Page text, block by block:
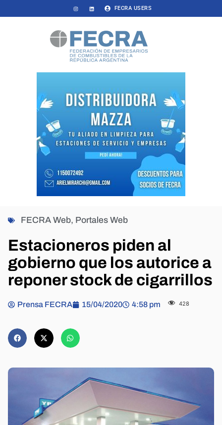
FECRA USERS
FECRA Web, Portales Web
Estacioneros piden al
gobierno que los autorice a
reponer stock de cigarrillos
Prensa FECRA 15/04/2020 4:58 pm 428